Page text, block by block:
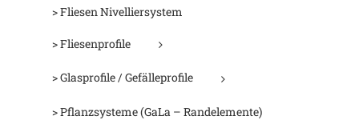
> Fliesen Nivelliersystem
> Fliesenprofile
> Glasprofile / Gefälleprofile
> Pflanzsysteme (GaLa – Randelemente)